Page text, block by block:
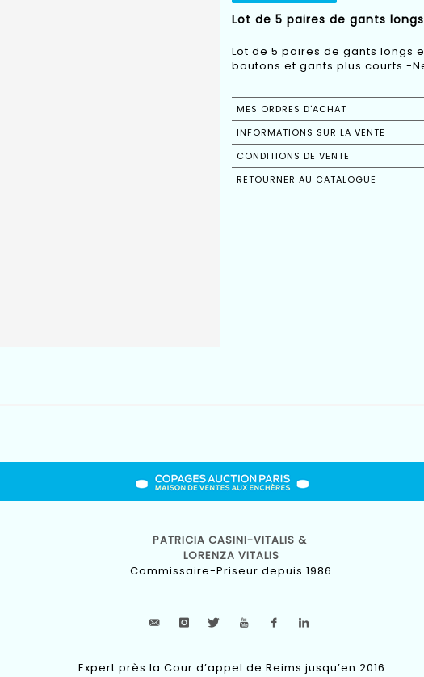
Lot de 5 paires de gants
Lot de 5 paires de gants longs
boutons et gants plus courts -
MES ORDRES D'ACHAT
INFORMATIONS SUR LA VENTE
CONDITIONS DE VENTE
RETOURNER AU CATALOGUE
PATRICIA CASINI-VITALIS &
LORENZA VITALIS
Commissaire-Priseur depuis 1986
Expert près la Cour d’appel de Reims jusqu’en 2016